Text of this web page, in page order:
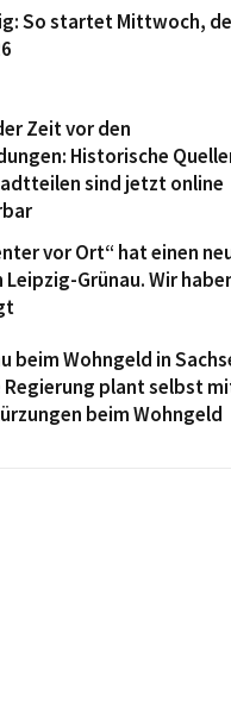
So startet Mittwoch,
Zeit vor den
Historische
sind jetzt online
vor Ort“ hat einen
Grünau. Wir
beim Wohngeld in
Regierung plant selbst
beim Wohngeld